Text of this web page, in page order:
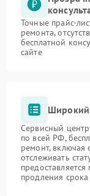
Точные прайс-
ремонта,
бесплатной
сайте
Широкий
Сервисный центр
по всей РФ,
ремонт, включая
отслеживать
продления